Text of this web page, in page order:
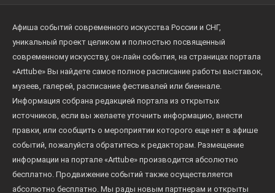
Афиша событий современного искусства России и СНГ,
уникальный проект целиком и полностью посвященный
современному искусству, он-лайн события, на страницах портала
«Arttube» Вы найдете самое полное расписание работы выставок,
музеев, галерей, расписание фестивалей или биеннале.
Информация собрана редакцией портала из открытых
источников, если вы желаете уточнить информацию, внести
правки, или сообщить о мероприятии которого еще нет в афише
событий, пожалуйста обратитесь к редакторам. Размещение
информации на портале «Arttube» производится абсолютно
бесплатно. Продвижение событий также осуществляется
абсолютно бесплатно. Мы рады новым партнерам и открыты